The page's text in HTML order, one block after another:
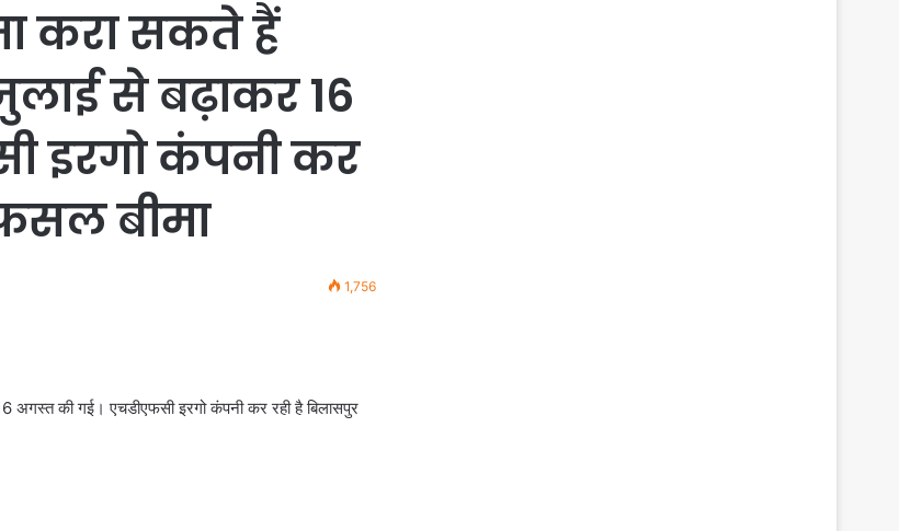
करा सकते हैं
से बढ़ाकर 16
इरगो कंपनी कर
बीमा
1,756
की गई। एचडीएफसी इरगो कंपनी कर रही है बिलासपुर